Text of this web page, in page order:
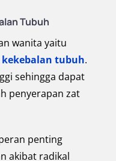
Tubuh
wanita yaitu
tubuh.
sehingga dapat
penyerapan zat
penting
akibat radikal